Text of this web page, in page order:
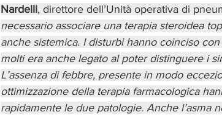
Nardelli, direttore dell’Unità operativa di
necessario associare una terapia steroidea
anche sistemica. I disturbi hanno coinciso
molti era anche legato al poter distinguere i
L’assenza di febbre, presente in modo
ottimizzazione della terapia farmacologica
rapidamente le due patologie. Anche l’asma